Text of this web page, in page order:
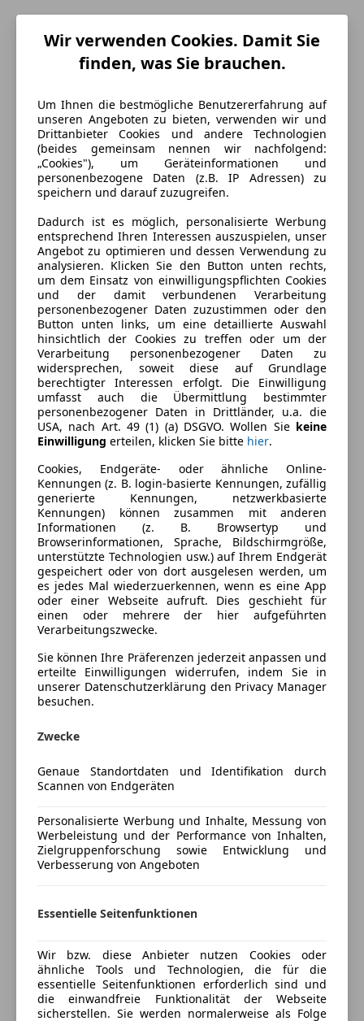
Energieverbrauch
Kraftstoff Benzin
Ausstattung
Komfort
Armlehne
Berganfahrassistent
Einparkhilfe
Einparkhilfe Rückfahrkamera
Einparkhilfe Sensoren hinten
Einparkhilfe Sensoren vorne
Elektrische Fensterheber
Elektrische Seitenspiegel
Elektrische Sitze
Getönte Scheiben
Klimaanlage
Klimaautomatik
Lederausstattung
Lederlenkrad
Lichtsensor
Lordosenstütze
Multifunktionslenkrad
Navigationssystem
Regensensor
Schlüssellose Zentralverriegelung
Sitzheizung
Tempomat
Unterhaltung/Media
Android Auto
Bluetooth
Bordcomputer
Freisprecheinrichtung
Sicherheit
ABS
Abstandswarner
Alarmanlage
Beifahrerairbag
Mehr anzeigen
Farbe und Innenausstattung
Außenfarbe
Grau
Farbe laut Hersteller
Hampstead Grey
Lackierung
Metallic
Innenausstattung
Fahrzeugbeschreibung
Zum Verkauf steht ein MG ZS+ Deluxe 1,5l Benzin
Schalter als Tageszulassung.
~~~~~~~~~~~~~~~~~~~~~~~~~~~~~~~~~~~~~~~~~~~
Ausstattung zusätzlich:
+ LED-Scheinwerfer
+ Klima
+ 360 Grad Kamera
+ Fahrersitz elektrisch
+ Vordersitze beheizt
+ Seitenscheiben abgedunkelt
+ Naigationssystem
+ uvm.
~~~~~~~~~~~~~~~~~~~~~~~~~~~~~~~~~~~~~~~~~~~
Listenpreis: € 24.570,-
Aktionspreis bei Leasing: € 22.070,- inkl.
Versicherungsbonus.
Denzel Bank.
Versicherungsbonus.
Aktionspreis gültig bei Barkauf.
Mehr anzeigen
Preisbewertung
Mehr anzeigen
Kfz-Versicherung
Versicherungsschutz an Ihre Bedürfnisse
anpassen
Freischaden-Gutschein ab Stufe 0
Wir verwenden Cookies. Damit Sie
finden, was Sie brauchen.
Um Ihnen die bestmögliche Benutzererfahrung auf
unseren Angeboten zu bieten, verwenden wir und
Drittanbieter Cookies und andere Technologien
(beides gemeinsam nennen wir nachfolgend:
„Cookies"), um Geräteinformationen und
personenbezogene Daten (z.B. IP Adressen) zu
speichern und darauf zuzugreifen.
Dadurch ist es möglich, personalisierte Werbung
entsprechend Ihren Interessen auszuspielen, unser
Angebot zu optimieren und dessen Verwendung zu
analysieren. Klicken Sie den Button unten rechts,
um dem Einsatz von einwilligungspflichten Cookies
und der damit verbundenen Verarbeitung
personenbezogener Daten zuzustimmen oder den
Button unten links, um eine detaillierte Auswahl
hinsichtlich der Cookies zu treffen oder um der
Verarbeitung personenbezogener Daten zu
widersprechen, soweit diese auf Grundlage
berechtigter Interessen erfolgt. Die Einwilligung
umfasst auch die Übermittlung bestimmter
personenbezogener Daten in Drittländer, u.a. die
USA, nach Art. 49 (1) (a) DSGVO. Wollen Sie keine
Einwilligung erteilen, klicken Sie bitte hier.
Cookies, Endgeräte- oder ähnliche Online-
Kennungen (z. B. login-basierte Kennungen, zufällig
generierte Kennungen, netzwerkbasierte
Kennungen) können zusammen mit anderen
Informationen (z. B. Browsertyp und
Browserinformationen, Sprache, Bildschirmgröße,
unterstützte Technologien usw.) auf Ihrem Endgerät
gespeichert oder von dort ausgelesen werden, um
es jedes Mal wiederzuerkennen, wenn es eine App
oder einer Webseite aufruft. Dies geschieht für
einen oder mehrere der hier aufgeführten
Verarbeitungszwecke.
Sie können Ihre Präferenzen jederzeit anpassen und
erteilte Einwilligungen widerrufen, indem Sie in
unserer Datenschutzerklärung den Privacy Manager
besuchen.
Zwecke
Genaue Standortdaten und Identifikation durch
Scannen von Endgeräten
Personalisierte Werbung und Inhalte, Messung von
Werbeleistung und der Performance von Inhalten,
Zielgruppenforschung sowie Entwicklung und
Verbesserung von Angeboten
Essentielle Seitenfunktionen
Wir bzw. diese Anbieter nutzen Cookies oder
ähnliche Tools und Technologien, die für die
essentielle Seitenfunktionen erforderlich sind und
die einwandfreie Funktionalität der Webseite
sicherstellen. Sie werden normalerweise als Folge